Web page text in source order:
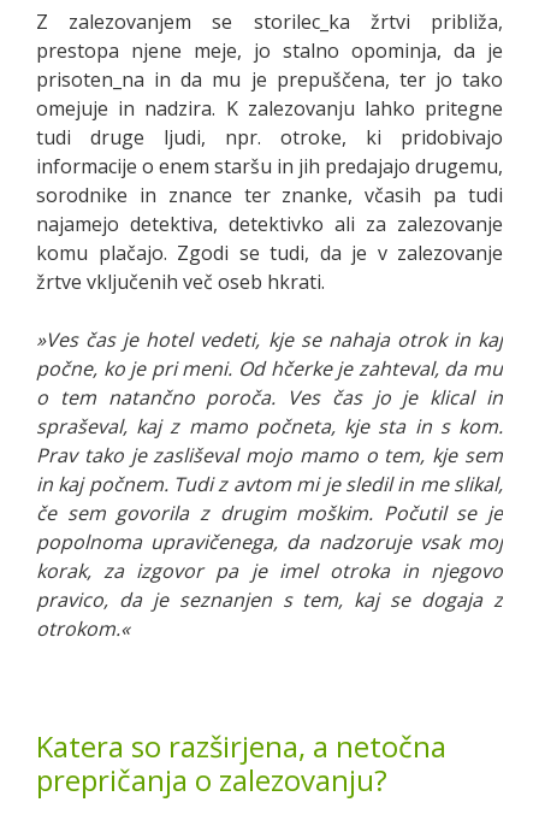
Z zalezovanjem se storilec_ka žrtvi približa,
prestopa njene meje, jo stalno opominja, da je
prisoten_na in da mu je prepuščena, ter jo tako
omejuje in nadzira. K zalezovanju lahko pritegne
tudi druge ljudi, npr. otroke, ki pridobivajo
informacije o enem staršu in jih predajajo drugemu,
sorodnike in znance ter znanke, včasih pa tudi
najamejo detektiva, detektivko ali za zalezovanje
komu plačajo. Zgodi se tudi, da je v zalezovanje
žrtve vključenih več oseb hkrati.
»Ves čas je hotel vedeti, kje se nahaja otrok in kaj
počne, ko je pri meni. Od hčerke je zahteval, da mu
o tem natančno poroča. Ves čas jo je klical in
spraševal, kaj z mamo počneta, kje sta in s kom.
Prav tako je zasliševal mojo mamo o tem, kje sem
in kaj počnem. Tudi z avtom mi je sledil in me slikal,
če sem govorila z drugim moškim. Počutil se je
popolnoma upravičenega, da nadzoruje vsak moj
korak, za izgovor pa je imel otroka in njegovo
pravico, da je seznanjen s tem, kaj se dogaja z
otrokom.«
Katera so razširjena, a netočna
prepričanja o zalezovanju?